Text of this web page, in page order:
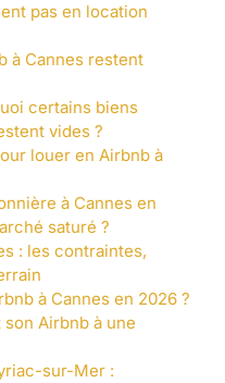
pas en location
à Cannes restent
certains biens
vides ?
louer en Airbnb à
à Cannes en
saturé ?
: les contraintes,
à Cannes en 2026 ?
Airbnb à une
sur-Mer :